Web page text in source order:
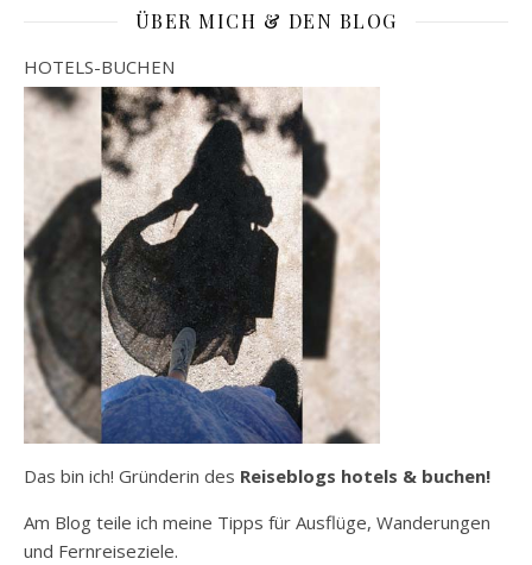
ÜBER MICH & DEN BLOG
HOTELS-BUCHEN
Das bin ich! Gründerin des Reiseblogs hotels & buchen!
Am Blog teile ich meine Tipps für Ausflüge, Wanderungen
und Fernreiseziele.